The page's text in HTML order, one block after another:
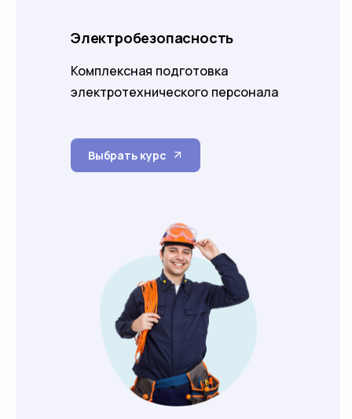
Электробезопасность
Комплексная подготовка
электротехнического персонала
Выбрать курс